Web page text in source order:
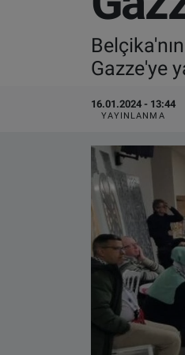
Gazze'ye
16.01.2024 - 13:44
YAYINLANMA
ALGEMENE
CONTACT
Çerez Politikası